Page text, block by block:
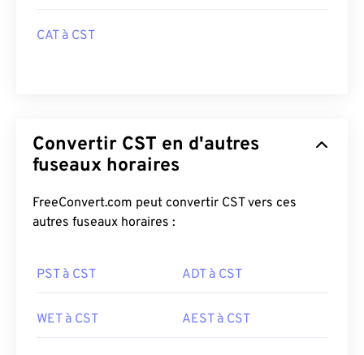
CAT à CST
Convertir CST en d'autres
fuseaux horaires
FreeConvert.com peut convertir CST vers ces
autres fuseaux horaires :
PST à CST ADT à CST
WET à CST AEST à CST